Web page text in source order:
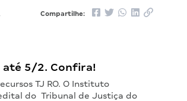
Compartilhe:
até 5/2. Confira!
TJ RO. O Instituto
do Tribunal de Justiça do